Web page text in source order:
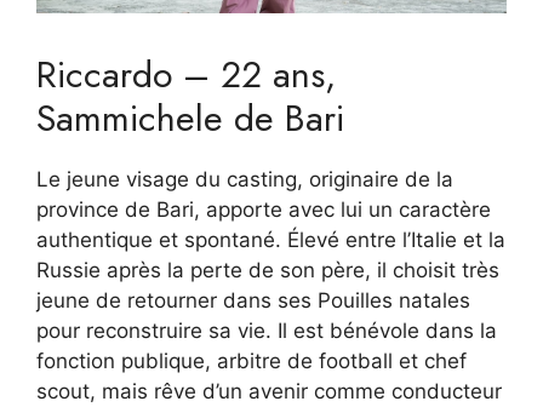
Riccardo – 22 ans,
Sammichele de Bari
Le jeune visage du casting, originaire de la
province de Bari, apporte avec lui un caractère
authentique et spontané. Élevé entre l’Italie et la
Russie après la perte de son père, il choisit très
jeune de retourner dans ses Pouilles natales
pour reconstruire sa vie. Il est bénévole dans la
fonction publique, arbitre de football et chef
scout, mais rêve d’un avenir comme conducteur